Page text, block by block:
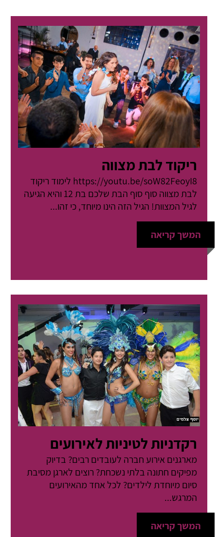
ריקוד לבת מצווה
https://youtu.be/soW82FeoyI8 לימוד ריקוד
לבת מצווה סוף סוף הבת שלכם בת 12 והיא הגיעה
לגיל המצוות! הגיל הזה הינו מיוחד, כי זהו...
המשך קריאה
רקדניות לטיניות לאירועים
מארגנים אירוע חברה לעובדים רבים? בדיוק
מפיקים חתונה בלתי נשכחת? רוצים לארגן מסיבת
סיום מיוחדת לילדים? לכל אחד מהאירועים
המרגש...
המשך קריאה